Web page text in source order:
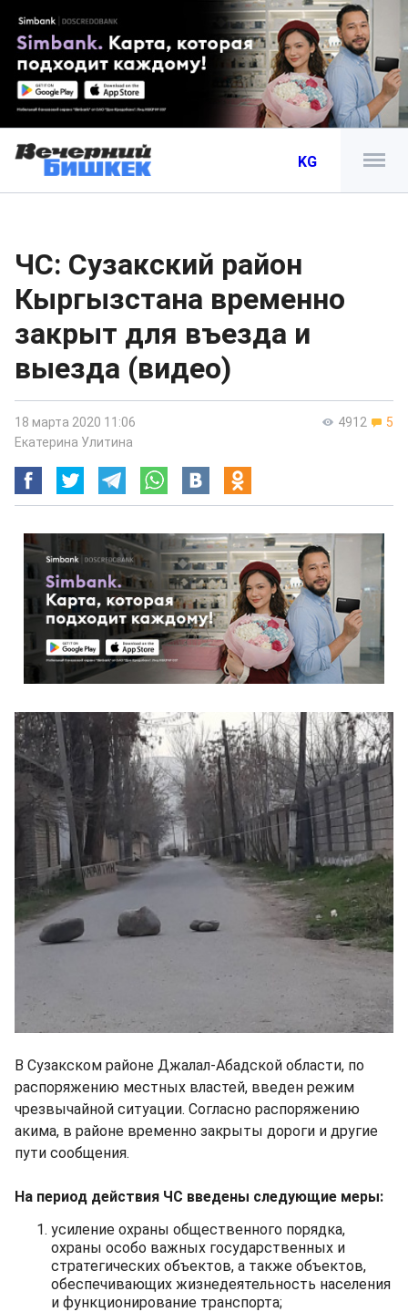
KG
ЧС: Сузакский район
Кыргызстана временно
закрыт для въезда и
выезда (видео)
4912 5
18 марта 2020 11:06
Екатерина Улитина
В Сузакском районе Джалал-Абадской области, по
распоряжению местных властей, введен режим
чрезвычайной ситуации. Согласно распоряжению
акима, в районе временно закрыты дороги и другие
пути сообщения.
На период действия ЧС введены следующие меры:
усиление охраны общественного порядка,
охраны особо важных государственных и
стратегических объектов, а также объектов,
обеспечивающих жизнедеятельность населения
и функционирование транспорта;